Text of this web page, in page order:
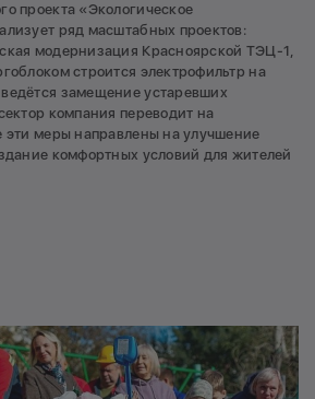
проекта «Экологическое
ряд масштабных проектов:
модернизация Красноярской ТЭЦ-1,
строится электрофильтр на
замещение устаревших
компания переводит на
эти меры направлены на улучшение
комфортных условий для жителей